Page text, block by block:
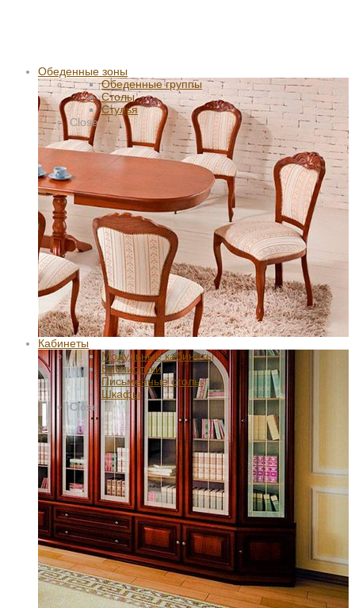
Обеденные зоны
Обеденные группы
Столы
Стулья
Close
Кабинеты
Модульные кабинеты
Библиотеки
Письменные столы
Шкафы
Close